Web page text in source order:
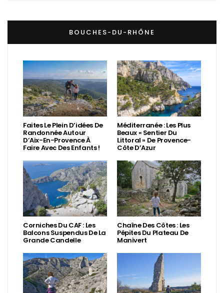
BOUCHES-DU-RHÔNE
Faites Le Plein D’idées De
Randonnée Autour
D’Aix-En-Provence À
Faire Avec Des Enfants !
Méditerranée : Les Plus
Beaux « Sentier Du
Littoral » De Provence-
Côte D’Azur
Corniches Du CAF : Les
Balcons Suspendus De La
Grande Candelle
Chaîne Des Côtes : Les
Pépites Du Plateau De
Manivert